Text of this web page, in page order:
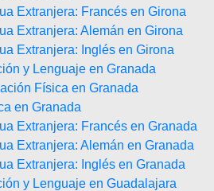
Extranjera: Francés en Girona
Extranjera: Alemán en Girona
Extranjera: Inglés en Girona
y Lenguaje en Granada
Física en Granada
en Granada
Extranjera: Francés en Granada
Extranjera: Alemán en Granada
Extranjera: Inglés en Granada
y Lenguaje en Guadalajara